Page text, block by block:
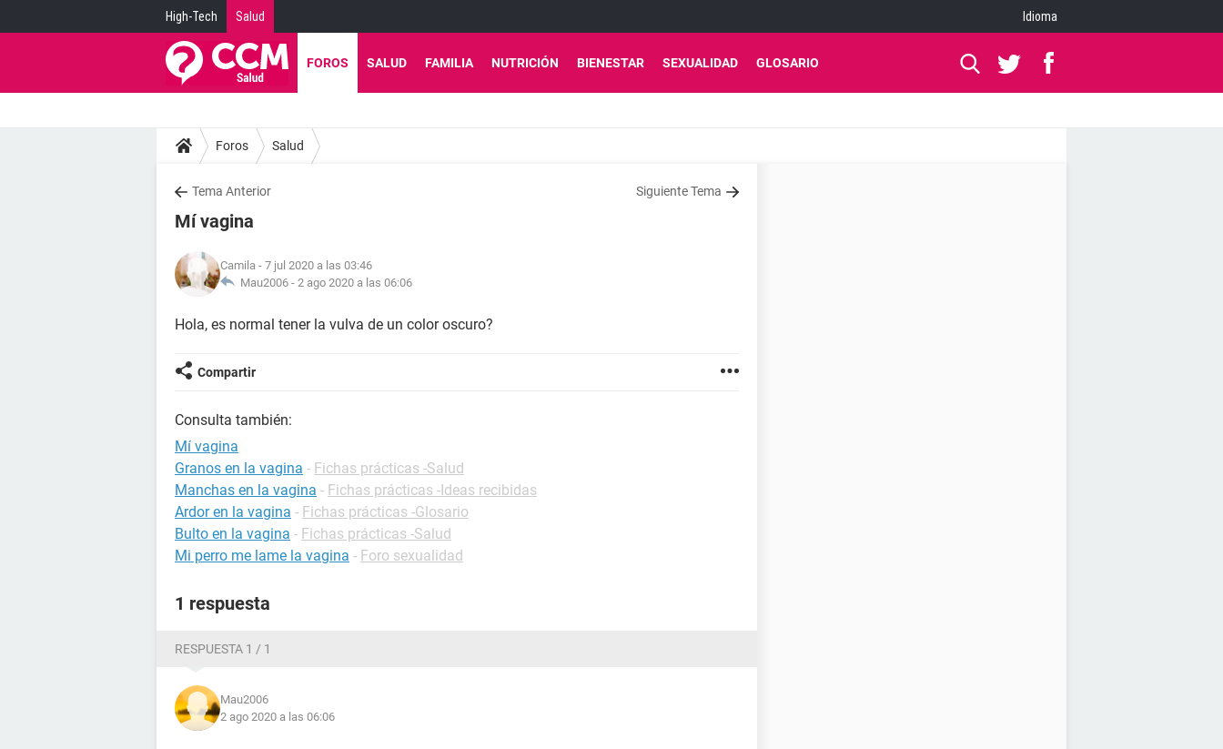
High-Tech Salud Idioma
FOROS SALUD FAMILIA NUTRICIÓN BIENESTAR SEXUALIDAD GLOSARIO
Foros Salud
Tema Anterior Siguiente Tema
Mí vagina
Camila - 7 jul 2020 a las 03:46
Mau2006 - 2 ago 2020 a las 06:06
Hola, es normal tener la vulva de un color oscuro?
Compartir
Consulta también:
Mí vagina
Granos en la vagina - Fichas prácticas -Salud
Manchas en la vagina - Fichas prácticas -Ideas recibidas
Ardor en la vagina - Fichas prácticas -Glosario
Bulto en la vagina - Fichas prácticas -Salud
Mi perro me lame la vagina - Foro sexualidad
1 respuesta
RESPUESTA 1 / 1
Mau2006
2 ago 2020 a las 06:06